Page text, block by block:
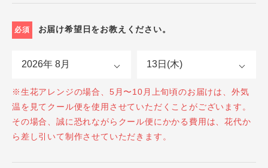
必須 お届け希望日をお教えください。
※生花アレンジの場合、5月〜10月上旬頃のお届けは、外気
温を見てクール便を使用させていただくことがございます。
その場合、誠に恐れながらクール便にかかる費用は、花代か
ら差し引いて制作させていただきます。